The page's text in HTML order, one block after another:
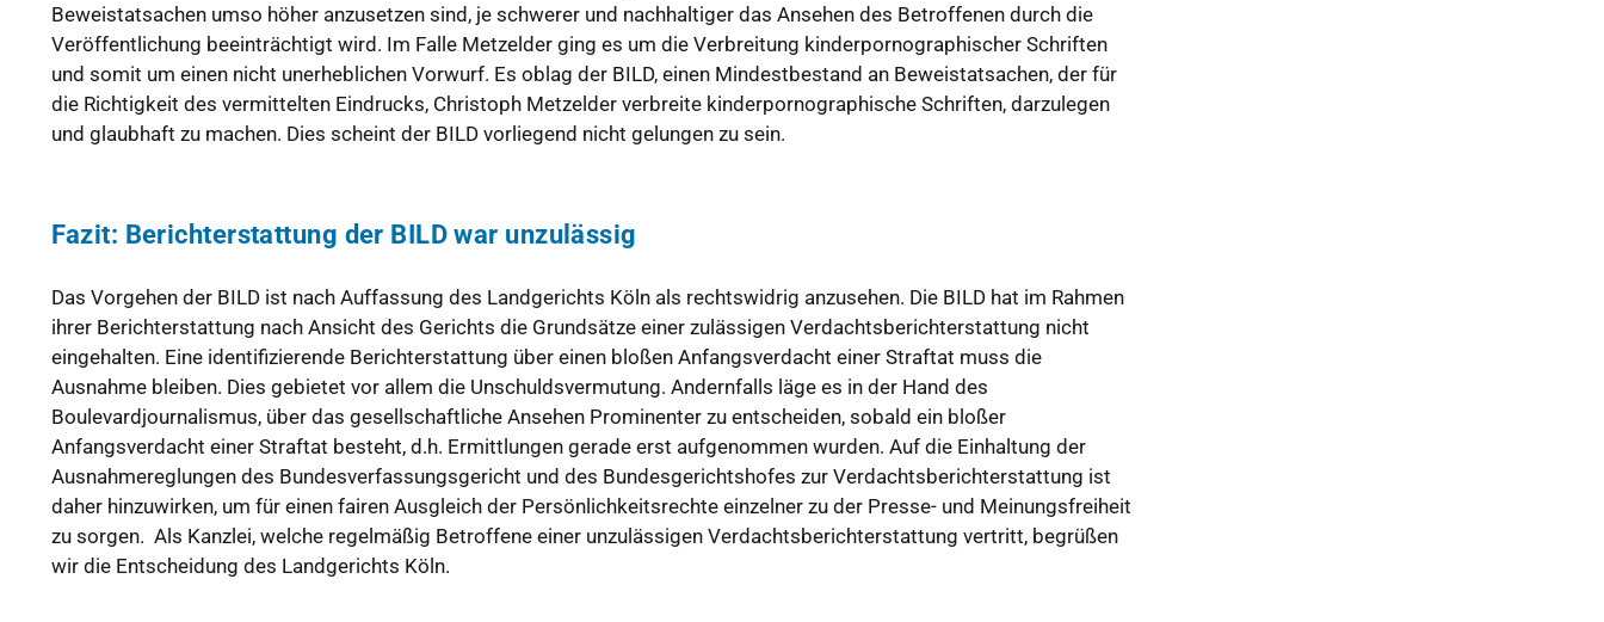
Beweistatsachen umso höher anzusetzen sind, je schwerer und nachhaltiger das Ansehen des Betroffenen durch die
Veröffentlichung beeinträchtigt wird. Im Falle Metzelder ging es um die Verbreitung kinderpornographischer Schriften
und somit um einen nicht unerheblichen Vorwurf. Es oblag der BILD, einen Mindestbestand an Beweistatsachen, der für
die Richtigkeit des vermittelten Eindrucks, Christoph Metzelder verbreite kinderpornographische Schriften, darzulegen
und glaubhaft zu machen. Dies scheint der BILD vorliegend nicht gelungen zu sein.
Fazit: Berichterstattung der BILD war unzulässig
Das Vorgehen der BILD ist nach Auffassung des Landgerichts Köln als rechtswidrig anzusehen. Die BILD hat im Rahmen
ihrer Berichterstattung nach Ansicht des Gerichts die Grundsätze einer zulässigen Verdachtsberichterstattung nicht
eingehalten. Eine identifizierende Berichterstattung über einen bloßen Anfangsverdacht einer Straftat muss die
Ausnahme bleiben. Dies gebietet vor allem die Unschuldsvermutung. Andernfalls läge es in der Hand des
Boulevardjournalismus, über das gesellschaftliche Ansehen Prominenter zu entscheiden, sobald ein bloßer
Anfangsverdacht einer Straftat besteht, d.h. Ermittlungen gerade erst aufgenommen wurden. Auf die Einhaltung der
Ausnahmereglungen des Bundesverfassungsgericht und des Bundesgerichtshofes zur Verdachtsberichterstattung ist
daher hinzuwirken, um für einen fairen Ausgleich der Persönlichkeitsrechte einzelner zu der Presse- und Meinungsfreiheit
zu sorgen. Als Kanzlei, welche regelmäßig Betroffene einer unzulässigen Verdachtsberichterstattung vertritt, begrüßen
wir die Entscheidung des Landgerichts Köln.